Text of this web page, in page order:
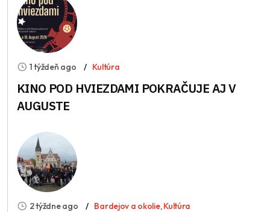
1 týždeň ago Kultúra
KINO POD HVIEZDAMI POKRAČUJE AJ V
AUGUSTE
2 týždne ago Bardejov a okolie,Kultúra